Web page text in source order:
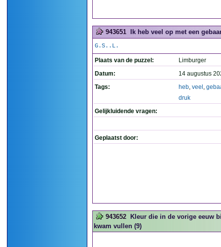
943651 Ik heb veel op met een
G.S..L.
Plaats van de puzzel:
Limburger
Datum:
14 augustus
Tags:
heb, veel ,
druk
Gelijkluidende vragen:
Geplaatst door:
943652
Kleur die in de vorige eeuw
kwam vullen (9)